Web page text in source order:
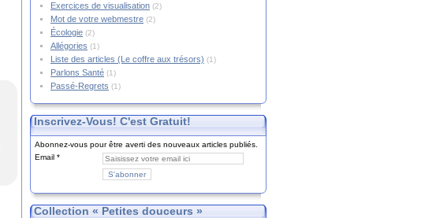
Exercices de visualisation (2)
Mot de votre webmestre (2)
Écologie (2)
Allégories (1)
Liste des articles (Le coffre aux trésors) (1)
Parlons Santé (1)
Passé-Regrets (1)
Inscrivez-Vous! C'est Gratuit!
Abonnez-vous pour être averti des nouveaux articles publiés.
Email
Collection « Petites douceurs »